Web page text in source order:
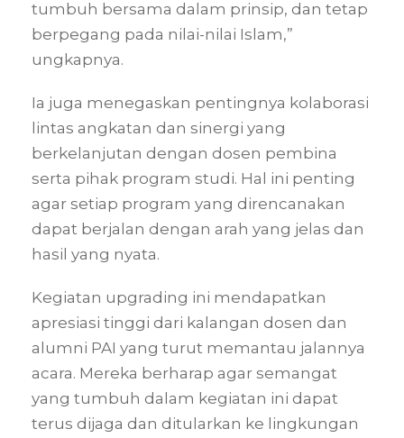
tumbuh bersama dalam prinsip, dan tetap
berpegang pada nilai-nilai Islam,”
ungkapnya.
Ia juga menegaskan pentingnya kolaborasi
lintas angkatan dan sinergi yang
berkelanjutan dengan dosen pembina
serta pihak program studi. Hal ini penting
agar setiap program yang direncanakan
dapat berjalan dengan arah yang jelas dan
hasil yang nyata.
Kegiatan upgrading ini mendapatkan
apresiasi tinggi dari kalangan dosen dan
alumni PAI yang turut memantau jalannya
acara. Mereka berharap agar semangat
yang tumbuh dalam kegiatan ini dapat
terus dijaga dan ditularkan ke lingkungan